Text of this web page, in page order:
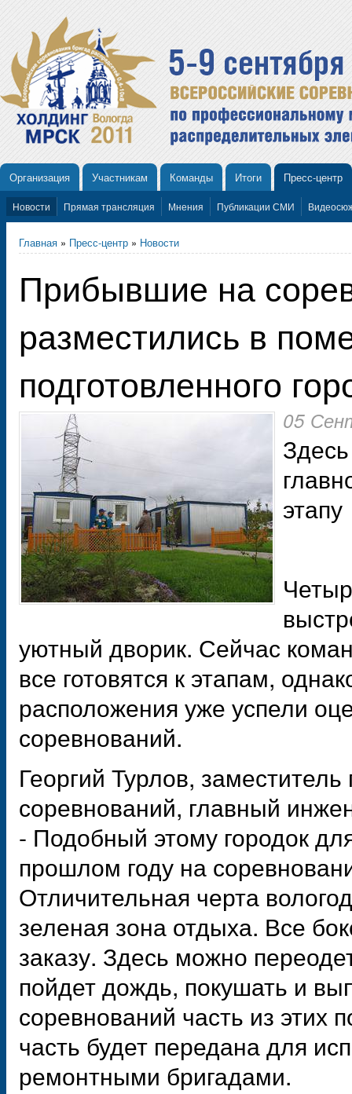
Организация Участникам Команды Итоги Пресс-центр
Новости Прямая трансляция Мнения Публикации СМИ
Главная » Пресс-центр » Новости
Прибывшие на
разместились в
подготовленного
05
этапу
уютный дворик. Сейчас
все готовятся к этапам,
расположения уже успели
соревнований.
Георгий Турлов,
соревнований, главный
- Подобный этому городок
прошлом году на
Отличительная черта
зеленая зона отдыха. Все
заказу. Здесь можно
пойдет дождь, покушать и
соревнований часть из этих
часть будет передана для
ремонтными бригадами.